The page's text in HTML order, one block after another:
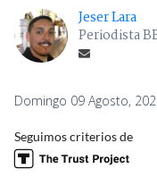
Jeser Lara
Periodista
Domingo 09 Agosto,
Seguimos criterios de